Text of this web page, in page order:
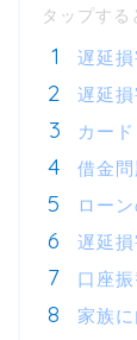
遅延
遅延
カー
借金
ロー
遅延
口座
家族